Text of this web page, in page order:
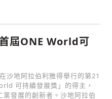
屆ONE World可
沙地阿拉伯利雅得舉行的第21
可持續發展獎」的得主，
發展的創新者。沙地阿拉伯